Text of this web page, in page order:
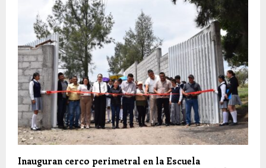
Inauguran cerco perimetral en la Escuela